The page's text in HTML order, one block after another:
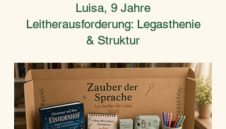
Luisa, 9 Jahre
Leitherausforderung: Legasthenie
& Struktur